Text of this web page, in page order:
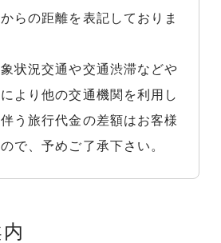
らの距離を表記しておりま
状況交通や交通渋滞などや
より他の交通機関を利用し
う旅行代金の差額はお客様
で、予めご了承下さい。